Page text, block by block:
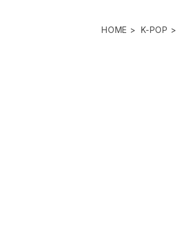
HOME K-POP